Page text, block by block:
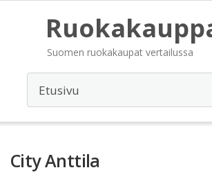
Suomen ruokakaupat vertailussa
City Anttila